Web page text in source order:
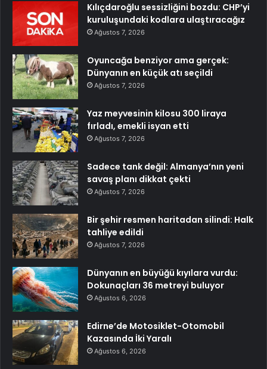
Kılıçdaroğlu sessizliğini bozdu: CHP’yi
kuruluşundaki kodlara ulaştıracağız
Ağustos 7, 2026
Oyuncağa benziyor ama gerçek:
Dünyanın en küçük atı seçildi
Ağustos 7, 2026
Yaz meyvesinin kilosu 300 liraya
fırladı, emekli isyan etti
Ağustos 7, 2026
Sadece tank değil: Almanya’nın yeni
savaş planı dikkat çekti
Ağustos 7, 2026
Bir şehir resmen haritadan silindi: Halk
tahliye edildi
Ağustos 7, 2026
Dünyanın en büyüğü kıyılara vurdu:
Dokunaçları 36 metreyi buluyor
Ağustos 6, 2026
Edirne’de Motosiklet-Otomobil
Kazasında İki Yaralı
Ağustos 6, 2026